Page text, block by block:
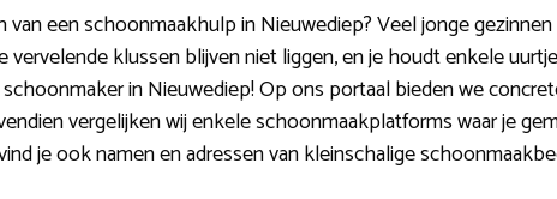
een schoonmaakhulp in Nieuwediep? Veel jonge
vervelende klussen blijven niet liggen, en je houdt enkele
in Nieuwediep! Op ons portaal bieden we
vergelijken wij enkele schoonmaakplatforms waar je
je ook namen en adressen van kleinschalige